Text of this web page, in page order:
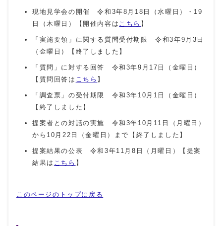
現地見学会の開催 令和3年8月18日（水曜日）・19
日（木曜日）【開催内容は こちら 】
「実施要領」に関する質問受付期限 令和3年9月3日
（金曜日）【終了しました】
「質問」に対する回答 令和3年9月17日（金曜日）
【質問回答は こちら 】
「調査票」の受付期限 令和3年10月1日（金曜日）
【終了しました】
提案者との対話の実施 令和3年10月11日（月曜日）
から10月22日（金曜日）まで【終了しました】
提案結果の公表 令和3年11月8日（月曜日）【提案
結果は こちら 】
このページのトップに戻る